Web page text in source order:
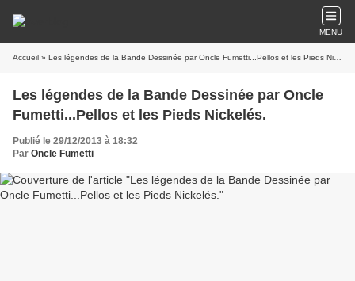
MENU
Accueil » Les légendes de la Bande Dessinée par Oncle Fumetti...Pellos et les Pieds Nickelés.
Les légendes de la Bande Dessinée par Oncle
Fumetti...Pellos et les Pieds Nickelés.
Publié le 29/12/2013 à 18:32
Par Oncle Fumetti